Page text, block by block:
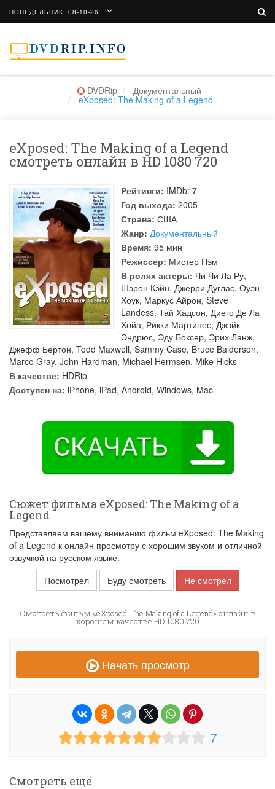
ПОНЕДЕЛЬНИК, 08-10-26
DVDRip Документальный
eXposed: The Making of a Legend
eXposed: The Making of a Legend
смотреть онлайн в HD 1080 720
Рейтинги: IMDb: 7
Год выхода: 2005
Страна: США
Жанр: Документальный
Время: 95 мин
Режиссер: Мистер Пэм
В ролях актеры: Чи Чи Ла Ру,
Шэрон Кэйн, Джерри Дуглас, Оуэн
Хоук, Маркус Айрон, Steve
Landess, Тай Хадсон, Диего Де Ла
Хойа, Рикки Мартинес, Джэйк
Эндрюс, Эду Боксер, Эрих Ланж,
Джефф Бертон, Todd Maxwell, Sammy Case, Bruce Balderson,
Marco Gray, John Hardman, Michael Hermsen, Mike Hicks
В качестве: HDRip
Доступен на: iPhone, iPad, Android, Windows, Mac
Сюжет фильма eXposed: The Making of a
Legend
Представляем вашему вниманию фильм eXposed: The Making
of a Legend к онлайн просмотру с хорошим звуком и отличной
озвучкой на русском языке.
Посмотрел
Буду смотреть Не смотрел
Смотреть фильм «eXposed: The Making of a Legend» онлайн в
хорошем качестве HD 1080 720
Начать просмотр
7
Смотреть ещё